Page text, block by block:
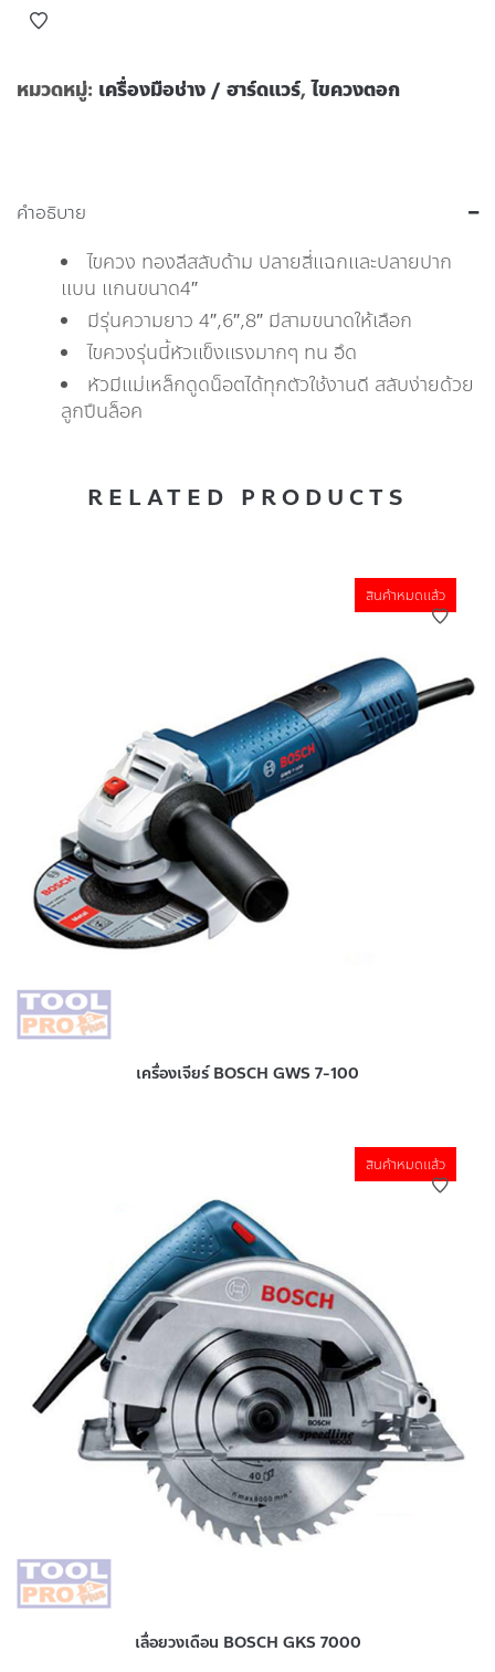
หมวดหมู่: เครื่องมือช่าง / ฮาร์ดแวร์,ไขควงตอก
คำอธิบาย
ไขควง ทองลีสลับด้าม ปลายสี่แฉกและปลายปาก
แบน แกนขนาด4″
มีรุ่นความยาว 4″,6″,8″ มีสามขนาดให้เลือก
ไขควงรุ่นนี้หัวแข็งแรงมากๆ ทน อึด
หัวมีแม่เหล็กดูดน็อตได้ทุกตัวใช้งานดี สลับง่ายด้วย
ลูกปืนล็อค
RELATED PRODUCTS
สินค้าหมดแล้ว
เครื่องเจียร์ BOSCH GWS 7-100
สินค้าหมดแล้ว
เลื่อยวงเดือน BOSCH GKS 7000